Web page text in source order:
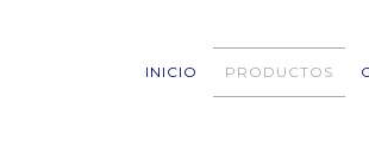
INICIO PRODUCTOS